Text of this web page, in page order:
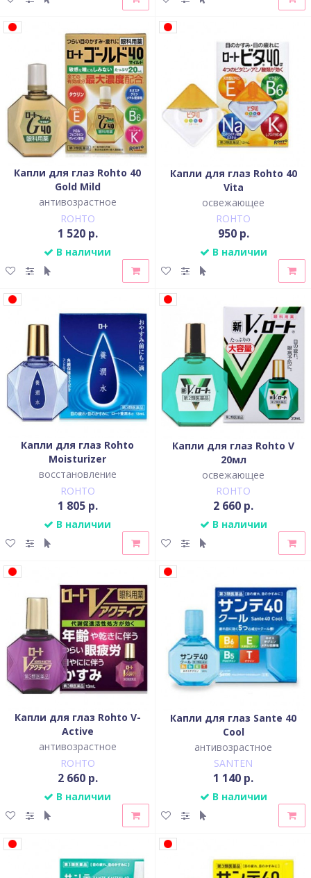
Капли для глаз Rohto 40
Gold Mild
антивозрастное
ROHTO
1 520 р.
В наличии
Капли для глаз Rohto 40
Vita
освежающее
ROHTO
950 р.
В наличии
Капли для глаз Rohto
Moisturizer
восстановление
ROHTO
1 805 р.
В наличии
Капли для глаз Rohto V
20мл
освежающее
ROHTO
2 660 р.
В наличии
Капли для глаз Rohto V-
Active
антивозрастное
ROHTO
2 660 р.
В наличии
Капли для глаз Sante 40
Cool
антивозрастное
SANTEN
1 140 р.
В наличии